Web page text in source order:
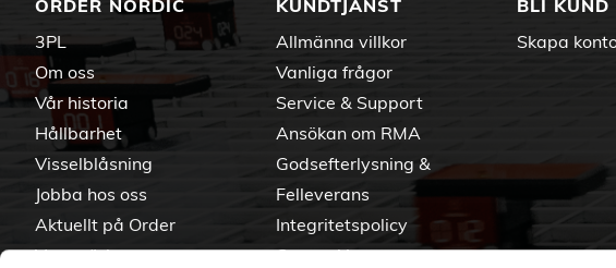
ORDER NORDIC
3PL
Om oss
Vår historia
Hållbarhet
Visselblåsning
Jobba hos oss
Aktuellt på Order
Varumärken
KUNDTJÄNST
Allmänna villkor
Vanliga frågor
Service & Support
Ansökan om RMA
Godsefterlysning &
Felleverans
Integritetspolicy
Om cookies
BLI KUND
Skapa